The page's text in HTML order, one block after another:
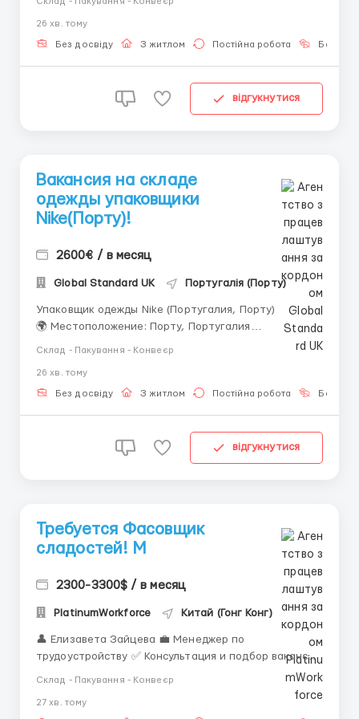
работодателями 📲 Связь: WhatsApp / Telegram: +44
7836 697670 🌟 Вакансия: Упаковщик на скл...
26 хв. тому
Без досвіду З житлом Постійна робота Без
відгукнутися
Вакансия на складе
одежды упаковщики
Nike(Порту)!
2600€ / в месяц
Global Standard UK Португалія (Порту)
Упаковщик одежды Nike (Португалия, Порту)
🌍 Местоположение: Порту, Португалия
📦 Должность: Упаковщик на складе одежды
🔧 Обязанности: Упаковка и переупаковка одежды и
Склад - Пакування - Конвеєр
26 хв. тому
Без досвіду З житлом Постійна робота Без
відгукнутися
Требуется Фасовщик
сладостей! M
2300-3300$ / в месяц
PlatinumWorkforce Китай (Гонг Конг)
👤 Елизавета Зайцева 💼 Менеджер по
трудоустройству ✅ Консультация и подбор вакансий
за границей ✅ Сопровождение на всех этапах
работодателями 📲 Связь: WhatsApp / Telegram: +44
Склад - Пакування - Конвеєр
27 хв. тому